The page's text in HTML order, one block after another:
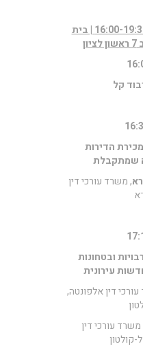
מפגש שני | 6.11.24 | 16:00-19:30 | בית
קל
הדירות
שמתקבלת
, משרד עורכי דין
ובטחונות
עירונית
דין אלפונטה,
משרד עורכי דין
קולטון